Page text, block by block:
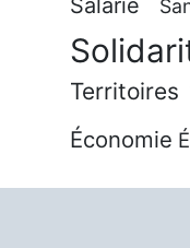
Territoires
Économie